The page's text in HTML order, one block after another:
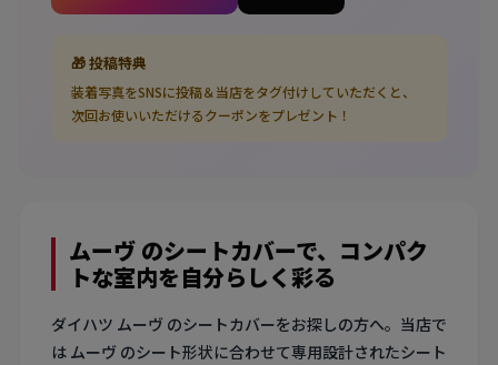
🎁 投稿特典
装着写真をSNSに投稿＆当店をタグ付けしていただくと、
次回お使いいただけるクーポンをプレゼント！
ムーヴ のシートカバーで、コンパク
トな室内を自分らしく彩る
ダイハツ ムーヴ のシートカバーをお探しの方へ。当店で
は ムーヴ のシート形状に合わせて専用設計されたシート